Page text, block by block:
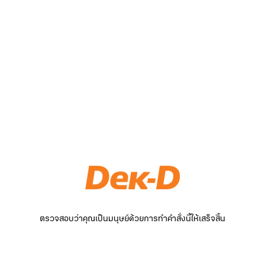
ตรวจสอบว่าคุณเป็นมนุษย์ด้วยการทำคำสั่งนี้ให้เสร็จสิ้น